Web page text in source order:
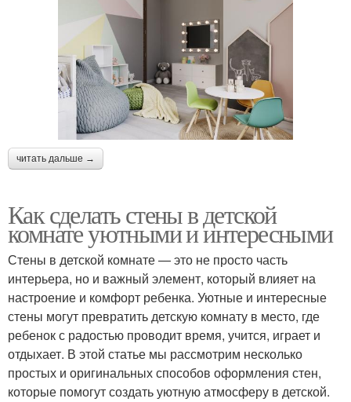
читать дальше →
Как сделать стены в детской
комнате уютными и интересными
Стены в детской комнате — это не просто часть
интерьера, но и важный элемент, который влияет на
настроение и комфорт ребенка. Уютные и интересные
стены могут превратить детскую комнату в место, где
ребенок с радостью проводит время, учится, играет и
отдыхает. В этой статье мы рассмотрим несколько
простых и оригинальных способов оформления стен,
которые помогут создать уютную атмосферу в детской.